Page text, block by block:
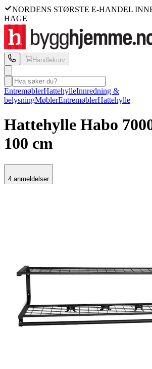
NORDENS STØRSTE E-HANDEL
HAGE
Handlekurv
EntremøblerHattehylleInnredning &
belysningMøblerEntremøblerHattehylle
Hattehylle Habo
100 cm
4 anmeldelser